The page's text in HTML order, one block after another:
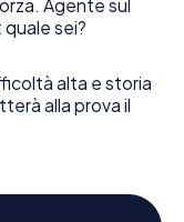
Agente sul
sei?
alta e storia
alla prova il